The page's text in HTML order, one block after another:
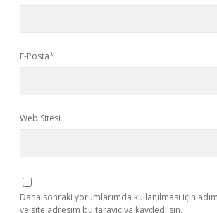
E-Posta*
Web Sitesi
Daha sonraki yorumlarımda kullanılması için
ve site adresim bu tarayıcıya kaydedilsin.